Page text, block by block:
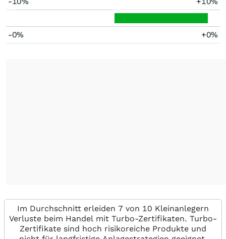
-0% +0%
Im Durchschnitt erleiden 7 von 10 Kleinanlegern
Verluste beim Handel mit Turbo-Zertifikaten. Turbo-
Zertifikate sind hoch risikoreiche Produkte und